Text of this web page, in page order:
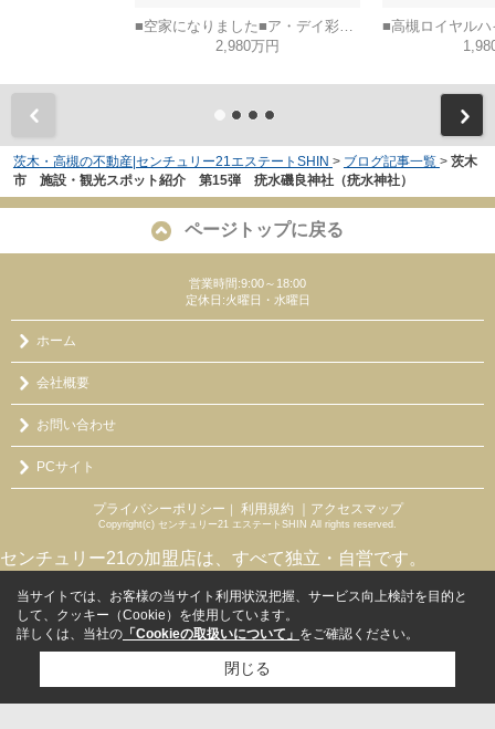
2,980万円
茨木・高槻の不動産|センチュリー21エステートSHIN > ブログ記事一覧 > 茨木
市 施設・観光スポット紹介 第15弾 疣水磯良神社（疣水神社）
ページトップに戻る
営業時間:9:00～18:00
定休日:火曜日・水曜日
ホーム
会社概要
お問い合わせ
PCサイト
プライバシーポリシー ｜ 利用規約 ｜アクセスマップ
Copyright(c) センチュリー21 エステートSHIN All rights reserved.
センチュリー21の加盟店は、すべて独立・自営です。
当サイトでは、お客様の当サイト利用状況把握、サービス向上検討を目的と
して、クッキー（Cookie）を使用しています。
詳しくは、当社の 「Cookieの取扱いについて」 をご確認ください。
閉じる